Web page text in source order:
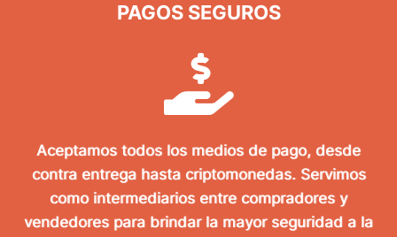
PAGOS SEGUROS
Aceptamos todos los medios de pago, desde
contra entrega hasta criptomonedas. Servimos
como intermediarios entre compradores y
vendedores para brindar la mayor seguridad a la